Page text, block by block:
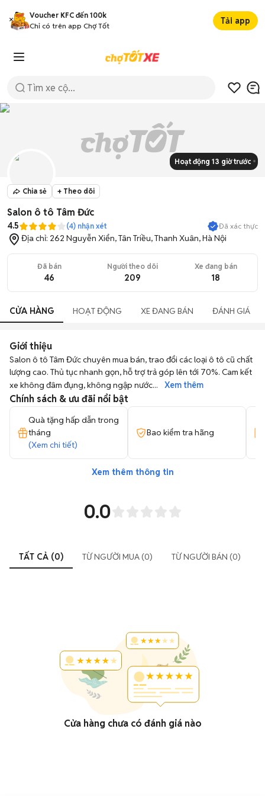
Voucher KFC đến 100k
Chỉ có trên app Chợ Tốt
Tải app
Hoạt động 13 giờ trước
Chia sẻ + Theo dõi
Salon ô tô Tâm Đức
4.5 (4) nhận xét Đã xác thực
Địa chỉ: 262 Nguyễn Xiển, Tân Triều, Thanh Xuân, Hà Nội
Đã bán
46
Người theo dõi
209
Xe đang bán
18
CỬA HÀNG HOẠT ĐỘNG XE ĐANG BÁN ĐÁNH GIÁ
Giới thiệu
Salon ô tô Tâm Đức chuyên mua bán, trao đổi các loại ô tô cũ chất
lượng cao. Thủ tục nhanh gọn, hỗ trợ trả góp lên tới 70%. Cam kết
xe không đâm đụng, không ngập nước... Xem thêm
Chính sách & ưu đãi nổi bật
Quà tặng hấp dẫn trong
tháng
(Xem chi tiết)
Bao kiểm tra hãng
Xem thêm thông tin
0.0
TẤT CẢ (0) TỪ NGƯỜI MUA (0) TỪ NGƯỜI BÁN (0)
Cửa hàng chưa có đánh giá nào